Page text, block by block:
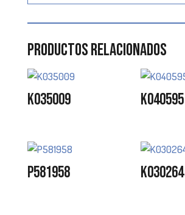
Productos relacionados
K035009 K040595
P581958 K030264